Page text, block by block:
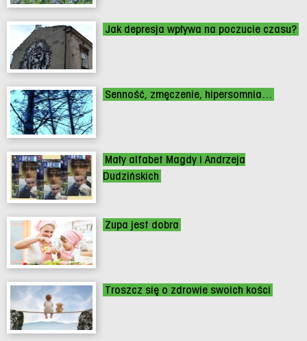
Jak depresja wpływa na poczucie czasu?
Senność, zmęczenie, hipersomnia...
Mały alfabet Magdy i Andrzeja
Dudzińskich
Zupa jest dobra
Troszcz się o zdrowie swoich kości